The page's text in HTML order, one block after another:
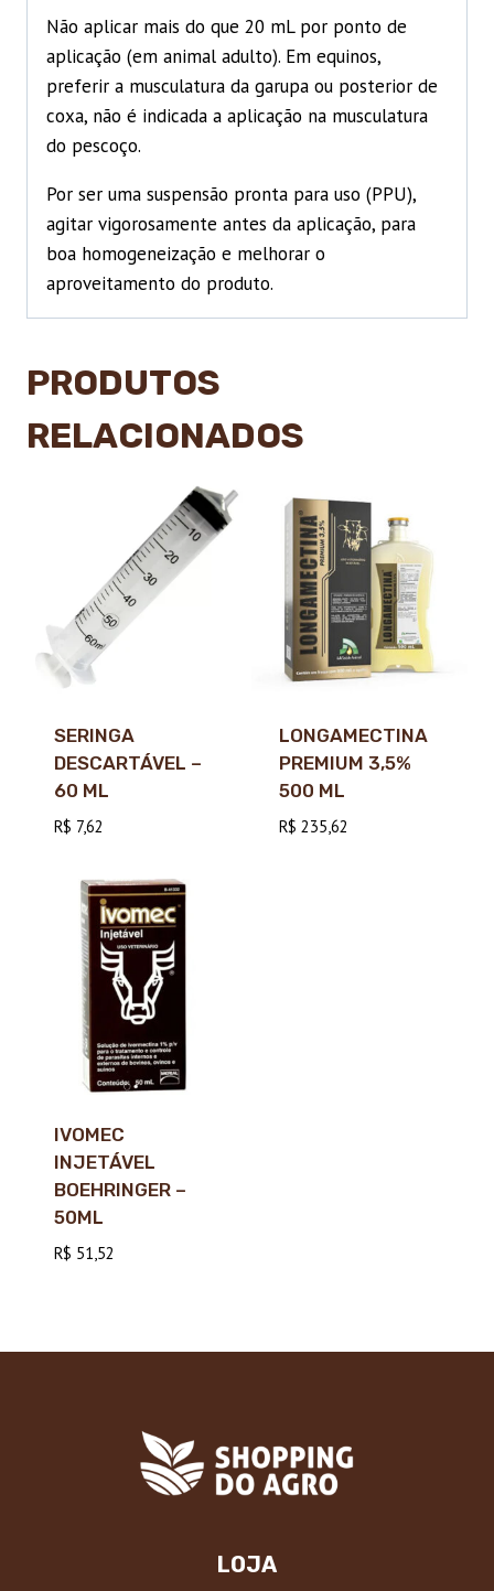
Não aplicar mais do que 20 mL por ponto de
aplicação (em animal adulto). Em equinos,
preferir a musculatura da garupa ou posterior de
coxa, não é indicada a aplicação na musculatura
do pescoço.
Por ser uma suspensão pronta para uso (PPU),
agitar vigorosamente antes da aplicação, para
boa homogeneização e melhorar o
aproveitamento do produto.
PRODUTOS
RELACIONADOS
SERINGA
DESCARTÁVEL –
60 ML
R$ 7,62
LONGAMECTINA
PREMIUM 3,5%
500 ML
R$ 235,62
IVOMEC
INJETÁVEL
BOEHRINGER –
50ML
R$ 51,52
LOJA